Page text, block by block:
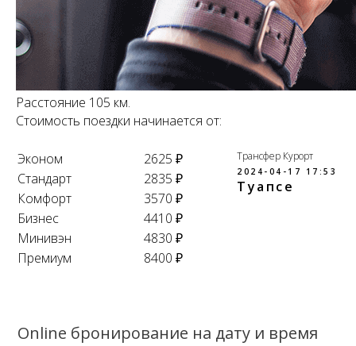
Расстояние 105 км.
Стоимость поездки начинается от:
Эконом
2625 ₽
Стандарт
2835 ₽
Комфорт
3570 ₽
Бизнес
4410 ₽
Минивэн
4830 ₽
Премиум
8400 ₽
Трансфер Курорт
2024-04-17 17:53
Туапсе
Online бронирование на дату и время